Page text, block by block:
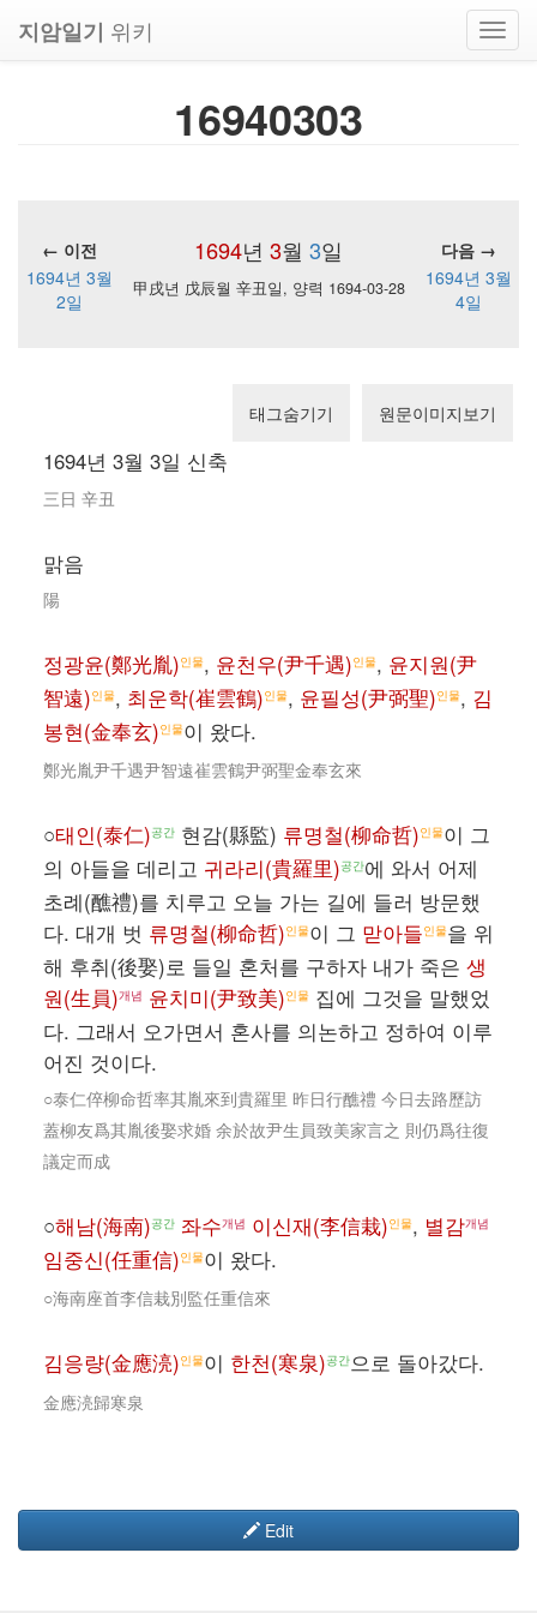
지암일기 위키
16940303
1694년 3월 3일
← 이전
다음 →
1694년 3월
2일
甲戌년 戊辰월 辛丑일, 양력 1694-03-28
1694년 3월
4일
태그숨기기 원문이미지보기
1694년 3월 3일 신축
三日 辛丑
맑음
陽
정광윤(鄭光胤)인물, 윤천우(尹千遇)인물, 윤지원(尹
智遠)인물, 최운학(崔雲鶴)인물, 윤필성(尹弼聖)인물, 김
봉현(金奉玄)인물이 왔다.
鄭光胤尹千遇尹智遠崔雲鶴尹弼聖金奉玄來
○태인(泰仁)공간 현감(縣監) 류명철(柳命哲)인물이 그
의 아들을 데리고 귀라리(貴羅里)공간에 와서 어제
초례(醮禮)를 치루고 오늘 가는 길에 들러 방문했
다. 대개 벗 류명철(柳命哲)인물이 그 맏아들인물을 위
해 후취(後娶)로 들일 혼처를 구하자 내가 죽은 생
원(生員)개념 윤치미(尹致美)인물 집에 그것을 말했었
다. 그래서 오가면서 혼사를 의논하고 정하여 이루
어진 것이다.
○泰仁倅柳命哲率其胤來到貴羅里 昨日行醮禮 今日去路歷訪
蓋柳友爲其胤後娶求婚 余於故尹生員致美家言之 則仍爲往復
議定而成
○해남(海南)공간 좌수개념 이신재(李信栽)인물, 별감개념
임중신(任重信)인물이 왔다.
○海南座首李信栽別監任重信來
김응량(金應湸)인물이 한천(寒泉)공간으로 돌아갔다.
金應湸歸寒泉
Edit